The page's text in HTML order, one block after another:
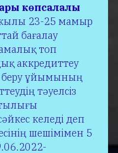
көпсалалы
23-25 мамыр
бағалау
топ
аккредиттеу
беру ұйымының
тәуелсіз
келеді деп
шешімімен 5